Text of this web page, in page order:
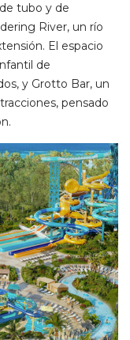
tubo y de
River, un río
El espacio
de
y Grotto Bar, un
pensado